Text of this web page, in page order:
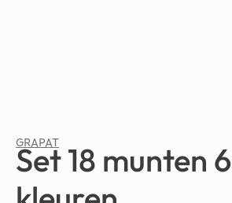
GRAPAT
Set 18 munten 6